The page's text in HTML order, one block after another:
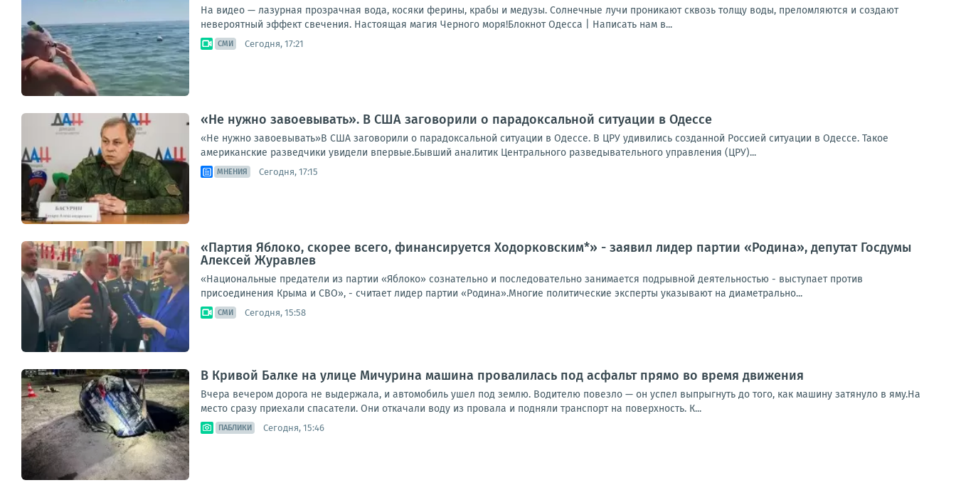
На видео — лазурная прозрачная вода, косяки ферины, крабы и медузы. Солнечные лучи проникают сквозь толщу воды, преломляются и создают
невероятный эффект свечения. Настоящая магия Черного моря!Блокнот Одесса | Написать нам в...
СМИ Сегодня, 17:21
«Не нужно завоевывать». В США заговорили о парадоксальной ситуации в Одессе
«Не нужно завоевывать»В США заговорили о парадоксальной ситуации в Одессе. В ЦРУ удивились созданной Россией ситуации в Одессе. Такое
американские разведчики увидели впервые.Бывший аналитик Центрального разведывательного управления (ЦРУ)...
МНЕНИЯ Сегодня, 17:15
«Партия Яблоко, скорее всего, финансируется Ходорковским*» - заявил лидер партии «Родина», депутат Госдумы
Алексей Журавлев
«Национальные предатели из партии «Яблоко» сознательно и последовательно занимается подрывной деятельностью - выступает против
присоединения Крыма и СВО», - считает лидер партии «Родина».Многие политические эксперты указывают на диаметрально...
СМИ Сегодня, 15:58
В Кривой Балке на улице Мичурина машина провалилась под асфальт прямо во время движения
Вчера вечером дорога не выдержала, и автомобиль ушел под землю. Водителю повезло — он успел выпрыгнуть до того, как машину затянуло в яму.На
место сразу приехали спасатели. Они откачали воду из провала и подняли транспорт на поверхность. К...
ПАБЛИКИ Сегодня, 15:46